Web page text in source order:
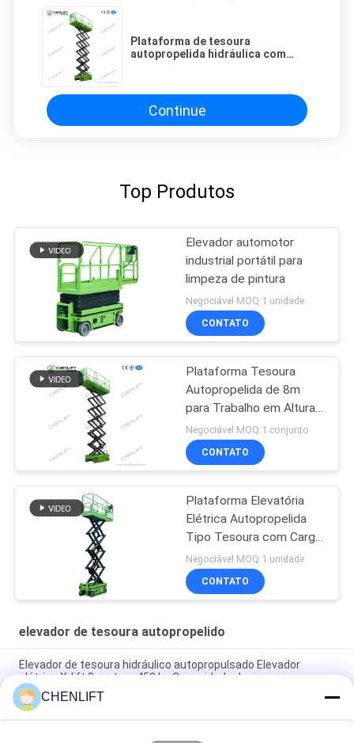
Plataforma de tesoura
autopropelida hidráulica com
Continue
Top Produtos
Elevador automotor
industrial portátil para
limpeza de pintura
Negociável MOQ:1 unidade
CONTATO
Plataforma Tesoura
Autopropelida de 8m
para Trabalho em Altura
com Capacidade de
Carga de 230Kg
Negociável MOQ:1 conjunto
CONTATO
Plataforma Elevatória
Elétrica Autopropelida
Tipo Tesoura com Carga
de 450 kg e CE
Negociável MOQ:1 unidade
CONTATO
elevador de tesoura autopropelido
Elevador de tesoura hidráulico autopropulsado Elevador
elétrico X-lift 8 metros 450 kg Capacidade de carga
Altura da plataforma de 6 m Elevador automotor de tesoura
com plataforma de extensão
CHENLIFT